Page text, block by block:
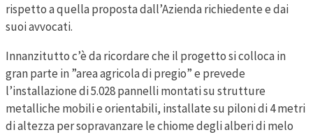
rispetto a quella proposta dall’Azienda richiedente e dai
suoi avvocati.
Innanzitutto c’è da ricordare che il progetto si colloca in
gran parte in ”area agricola di pregio” e prevede
l’installazione di 5.028 pannelli montati su strutture
metalliche mobili e orientabili, installate su piloni di 4 metri
di altezza per sopravanzare le chiome degli alberi di melo